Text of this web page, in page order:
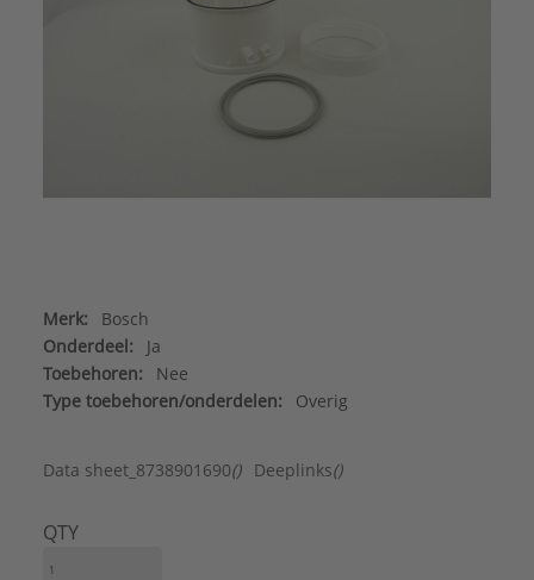
Merk:
Bosch
Onderdeel:
Ja
Toebehoren:
Nee
Type toebehoren/onderdelen:
Overig
Data sheet_8738901690() Deeplinks()
QTY